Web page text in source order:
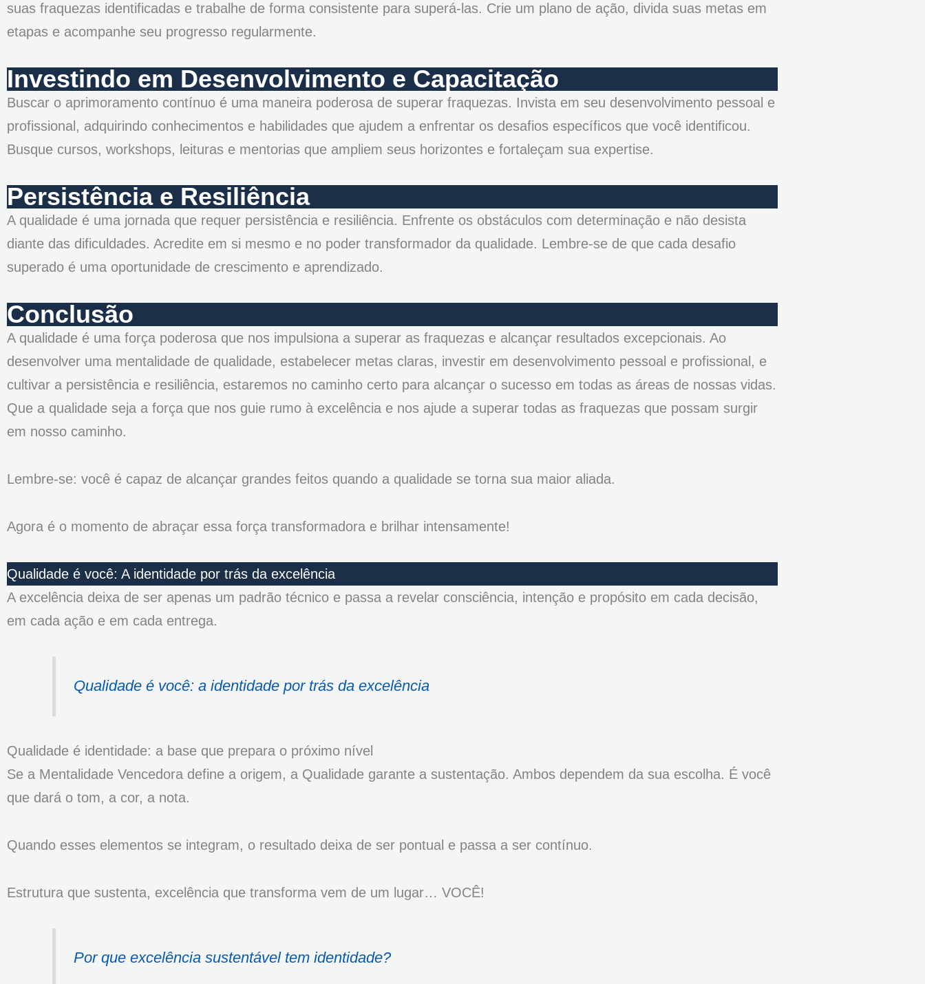
suas fraquezas identificadas e trabalhe de forma consistente para superá-las. Crie um plano de ação, divida suas metas em
etapas e acompanhe seu progresso regularmente.
Investindo em Desenvolvimento e Capacitação
Buscar o aprimoramento contínuo é uma maneira poderosa de superar fraquezas. Invista em seu desenvolvimento pessoal e
profissional, adquirindo conhecimentos e habilidades que ajudem a enfrentar os desafios específicos que você identificou.
Busque cursos, workshops, leituras e mentorias que ampliem seus horizontes e fortaleçam sua expertise.
Persistência e Resiliência
A qualidade é uma jornada que requer persistência e resiliência. Enfrente os obstáculos com determinação e não desista
diante das dificuldades. Acredite em si mesmo e no poder transformador da qualidade. Lembre-se de que cada desafio
superado é uma oportunidade de crescimento e aprendizado.
Conclusão
A qualidade é uma força poderosa que nos impulsiona a superar as fraquezas e alcançar resultados excepcionais. Ao
desenvolver uma mentalidade de qualidade, estabelecer metas claras, investir em desenvolvimento pessoal e profissional, e
cultivar a persistência e resiliência, estaremos no caminho certo para alcançar o sucesso em todas as áreas de nossas vidas.
Que a qualidade seja a força que nos guie rumo à excelência e nos ajude a superar todas as fraquezas que possam surgir
em nosso caminho.
Lembre-se: você é capaz de alcançar grandes feitos quando a qualidade se torna sua maior aliada.
Agora é o momento de abraçar essa força transformadora e brilhar intensamente!
Qualidade é você: A identidade por trás da excelência
A excelência deixa de ser apenas um padrão técnico e passa a revelar consciência, intenção e propósito em cada decisão,
em cada ação e em cada entrega.
Qualidade é você: a identidade por trás da excelência
Qualidade é identidade: a base que prepara o próximo nível
Se a Mentalidade Vencedora define a origem, a Qualidade garante a sustentação. Ambos dependem da sua escolha. É você
que dará o tom, a cor, a nota.
Quando esses elementos se integram, o resultado deixa de ser pontual e passa a ser contínuo.
Estrutura que sustenta, excelência que transforma vem de um lugar… VOCÊ!
Por que excelência sustentável tem identidade?